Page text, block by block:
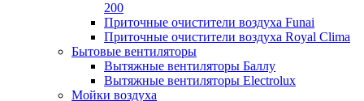
200
Приточные очистители воздуха Funai
Приточные очистители воздуха Royal Clima
Бытовые вентиляторы
Вытяжные вентиляторы Баллу
Вытяжные вентиляторы Electrolux
Мойки воздуха